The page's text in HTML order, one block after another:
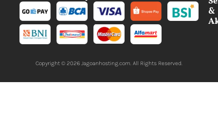
&
Copyright © 2026 Jagoanhosting.com. All Rights Reserved.